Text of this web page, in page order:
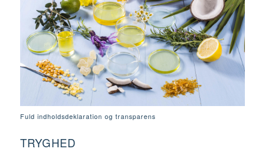
Fuld indholdsdeklaration og transparens
TRYGHED